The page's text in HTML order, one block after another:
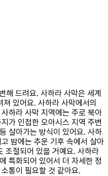
해 드려요. 사하라 사막은 세계
있어요. 사하라 사막에서의
하라 사막 지역에는 주로 북아
가 인접한 오아시스 지역 주변
살아가는 방식이 있어요. 사하
밤에는 추운 기후 속에서 살아
조절되어 있을 거예요. 사하라
특화되어 있어서 더 자세한 정
통이 필요할 것 같아요.